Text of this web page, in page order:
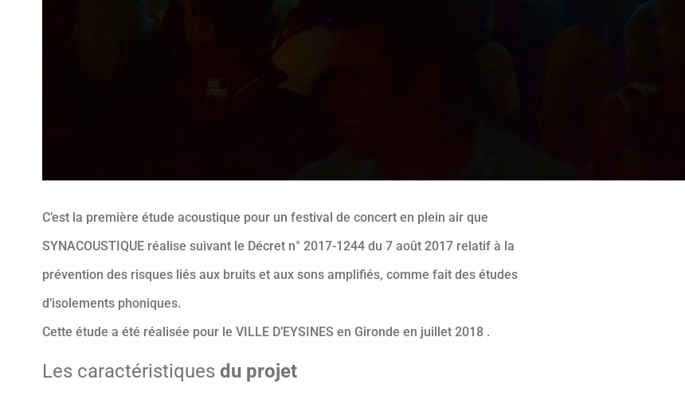
C’est la première étude acoustique pour un festival de concert en plein air que
SYNACOUSTIQUE réalise suivant le Décret n° 2017-1244 du 7 août 2017 relatif à la
prévention des risques liés aux bruits et aux sons amplifiés, comme fait des études
d’isolements phoniques.
Cette étude a été réalisée pour le VILLE D’EYSINES en Gironde en juillet 2018 .
Les caractéristiques du projet